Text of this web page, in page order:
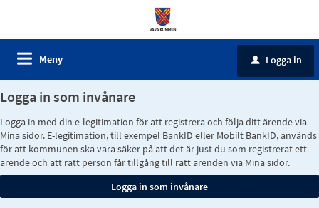
Meny u Logga in
Logga in som invånare
Logga in med din e-legitimation för att registrera och följa ditt ärende via
Mina sidor. E-legitimation, till exempel BankID eller Mobilt BankID, används
för att kommunen ska vara säker på att det är just du som registrerat ett
ärende och att rätt person får tillgång till rätt ärenden via Mina sidor.